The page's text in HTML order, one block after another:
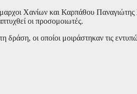
Χανίων και Καρπάθου
οι προσομοιωτές.
οι οποίοι μοιράστηκαν τις